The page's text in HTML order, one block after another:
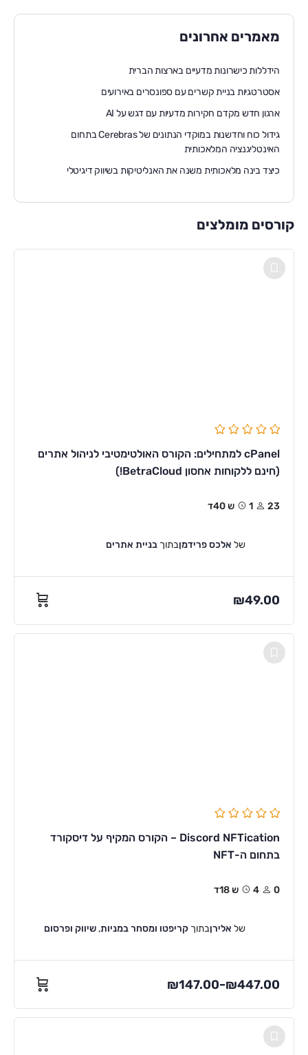
מאמרים אחרונים
הידללות כישרונות מדעיים בארצות הברית
אסטרטגיות בניית קשרים עם ספונסרים באירועים
ארגון חדש מקדם חקירות מדעיות עם דגש על AI
גידול כוח וחדשנות במוקדי הנתונים של Cerebras בתחום
האינטליגנציה המלאכותית
כיצד בינה מלאכותית משנה את האנליטיקות בשיווק דיגיטלי
קורסים מומלצים
cPanel למתחילים: הקורס האולטימטיבי לניהול אתרים
(חינם ללקוחות אחסון BetraCloud!)
23 1ש 40ד
של אלכס פרידמןבתוך בניית אתרים
₪49.00
Discord NFTication – הקורס המקיף על דיסקורד
בתחום ה-NFT
0 4ש 18ד
של אלירןבתוך קריפטו ומסחר במניות, שיווק ופרסום
₪147.00–₪447.00